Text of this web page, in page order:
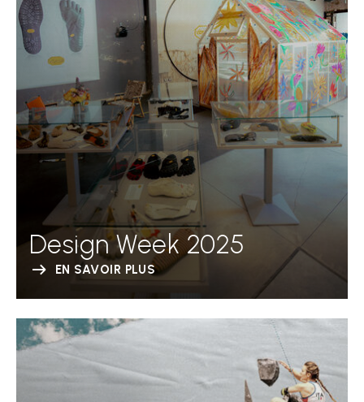
Design Week 2025
EN SAVOIR PLUS